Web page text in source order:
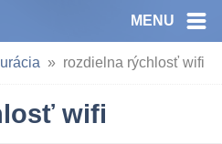
MENU
rozdielna rýchlosť wifi
wifi